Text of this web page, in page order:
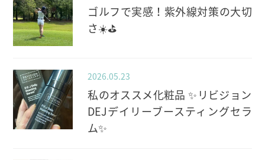
ゴルフで実感！紫外線対策の大切
さ☀️⛳️
2026.05.23
私のオススメ化粧品 ✨️リビジョン
DEJデイリーブースティングセラ
ム✨️